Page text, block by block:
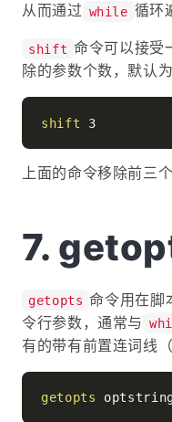
从而通过 while 循环
shift 命令可以接受
除的参数个数，默认为
shift
上面的命令移除前三
getopts 命令用在脚
令行参数，通常与
有的带有前置连词线（
getopts